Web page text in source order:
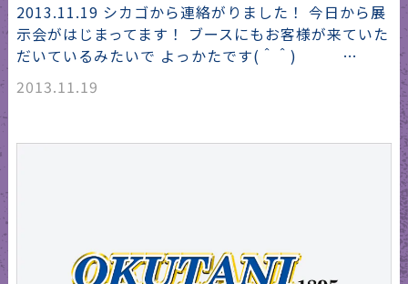
2013.11.19 シカゴから連絡がりました！ 今日から展
示会がはじまってます！ ブースにもお客様が来ていた
だいているみたいで よっかたです(＾＾) …
2013.11.19